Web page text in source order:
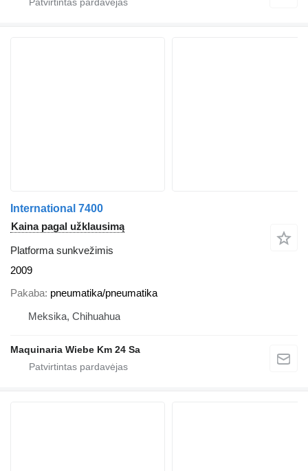
International 7400
Kaina pagal užklausimą
Platforma sunkvežimis
2009
Pakaba pneumatika/pneumatika
Meksika, Chihuahua
Maquinaria Wiebe Km 24 Sa